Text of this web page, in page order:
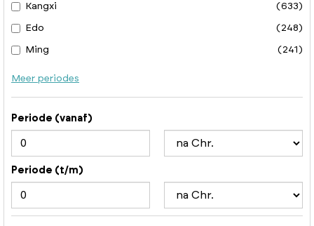
Kangxi (633)
Edo (248)
Ming (241)
Meer periodes
Periode (vanaf)
Periode (t/m)